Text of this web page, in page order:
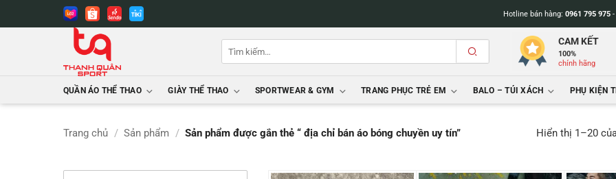
Hotline bán hàng: 0961 795 975-
Tìm
CAM KẾT
100%
chính hãng
QUẦN ÁO THỂ THAO GIÀY THỂ THAO SPORTWEAR & GYM TRANG PHỤC TRẺ EM BALO – TÚI XÁCH PHỤ KIỆN
Trang chủ / Sản phẩm / Sản phẩm được gắn thẻ “ địa chỉ bán áo bóng chuyền uy tín” Hiển thị 1–20